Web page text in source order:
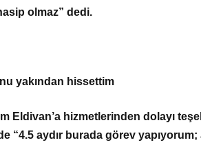
olmaz” dedi.
yakından hissettim
Eldivan’a hizmetlerinden dolayı
“4.5 aydır burada görev